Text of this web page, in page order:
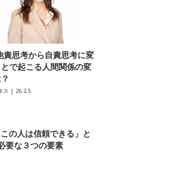
責思考から自責思考に変
で起こる人間関係の変
ス | 26.2.5
の人は信頼できる」と
要な３つの要素